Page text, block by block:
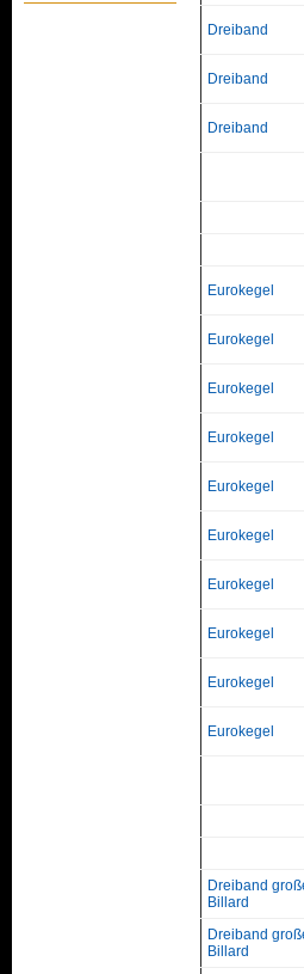
Dreiband
Dreiband
Dreiband
Eurokegel
Eurokegel
Eurokegel
Eurokegel
Eurokegel
Eurokegel
Eurokegel
Eurokegel
Eurokegel
Eurokegel
Dreiband
Billard
Dreiband
Billard